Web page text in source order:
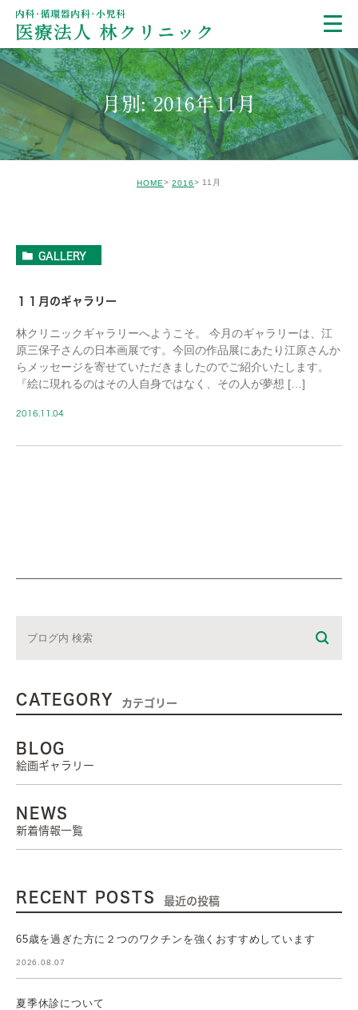
月別: 2016年11月
HOME 2016 11月
GALLERY
１１月のギャラリー
林クリニックギャラリーへようこそ。 今月のギャラリーは、江
原三保子さんの日本画展です。今回の作品展にあたり江原さんか
らメッセージを寄せていただきましたのでご紹介いたします。
『絵に現れるのはその人自身ではなく、その人が夢想 […]
2016.11.04
CATEGORY カテゴリー
BLOG
絵画ギャラリー
NEWS
新着情報一覧
RECENT POSTS 最近の投稿
65歳を過ぎた方に２つのワクチンを強くおすすめしています
2026.08.07
夏季休診について